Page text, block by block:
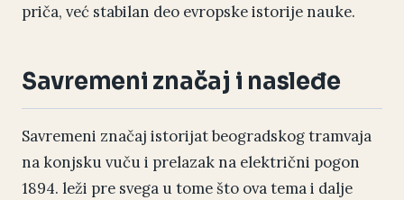
priča, već stabilan deo evropske istorije nauke.
Savremeni značaj i nasleđe
Savremeni značaj istorijat beogradskog tramvaja
na konjsku vuču i prelazak na električni pogon
1894. leži pre svega u tome što ova tema i dalje